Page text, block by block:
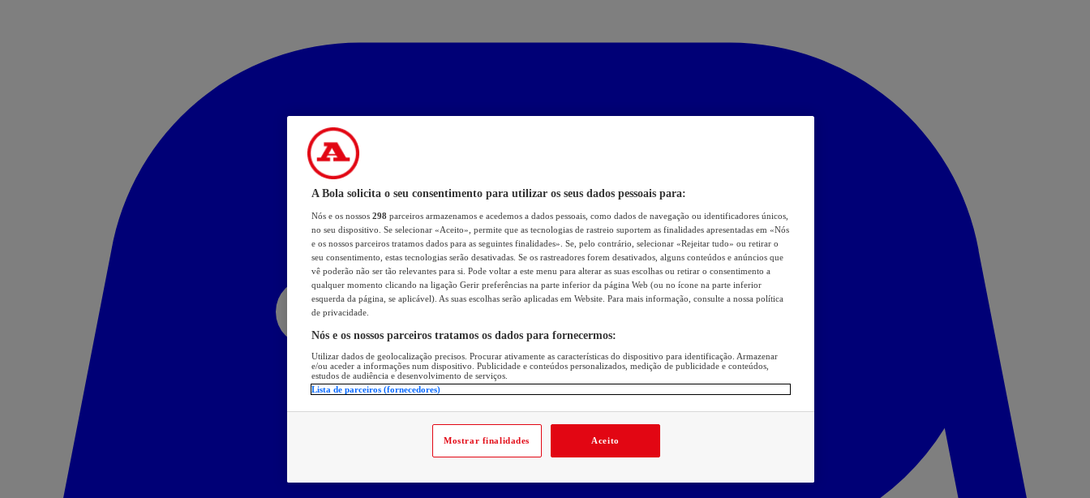
A Bola solicita o seu consentimento para utilizar os seus dados pessoais para:
Nós e os nossos 298 parceiros armazenamos e acedemos a dados pessoais, como dados de navegação ou identificadores únicos,
no seu dispositivo. Se selecionar «Aceito», permite que as tecnologias de rastreio suportem as finalidades apresentadas em «Nós
e os nossos parceiros tratamos dados para as seguintes finalidades». Se, pelo contrário, selecionar «Rejeitar tudo» ou retirar o
seu consentimento, estas tecnologias serão desativadas. Se os rastreadores forem desativados, alguns conteúdos e anúncios que
vê poderão não ser tão relevantes para si. Pode voltar a este menu para alterar as suas escolhas ou retirar o consentimento a
qualquer momento clicando na ligação Gerir preferências na parte inferior da página Web (ou no ícone na parte inferior
esquerda da página, se aplicável). As suas escolhas serão aplicadas em Website. Para mais informação, consulte a nossa política
de privacidade.
Nós e os nossos parceiros tratamos os dados para fornecermos:
Utilizar dados de geolocalização precisos. Procurar ativamente as características do dispositivo para identificação. Armazenar
e/ou aceder a informações num dispositivo. Publicidade e conteúdos personalizados, medição de publicidade e conteúdos,
estudos de audiência e desenvolvimento de serviços.
Lista de parceiros (fornecedores)
Mostrar finalidades Aceito